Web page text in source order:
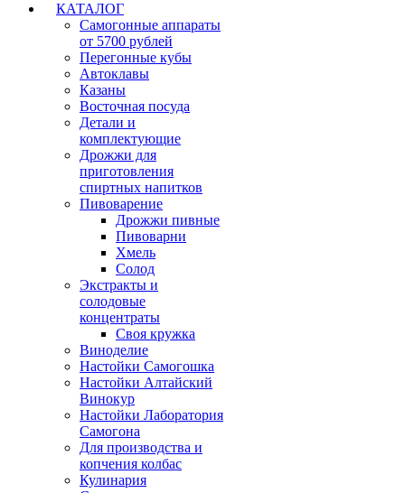
КАТАЛОГ
Самогонные аппараты
от 5700 рублей
Перегонные кубы
Автоклавы
Казаны
Восточная посуда
Детали и
комплектующие
Дрожжи для
приготовления
спиртных напитков
Пивоварение
Дрожжи пивные
Пивоварни
Хмель
Солод
Экстракты и
солодовые
концентраты
Своя кружка
Виноделие
Настойки Самогошка
Настойки Алтайский
Винокур
Настойки Лаборатория
Самогона
Для производства и
копчения колбас
Кулинария